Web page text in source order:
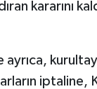
kararını
ayrıca,